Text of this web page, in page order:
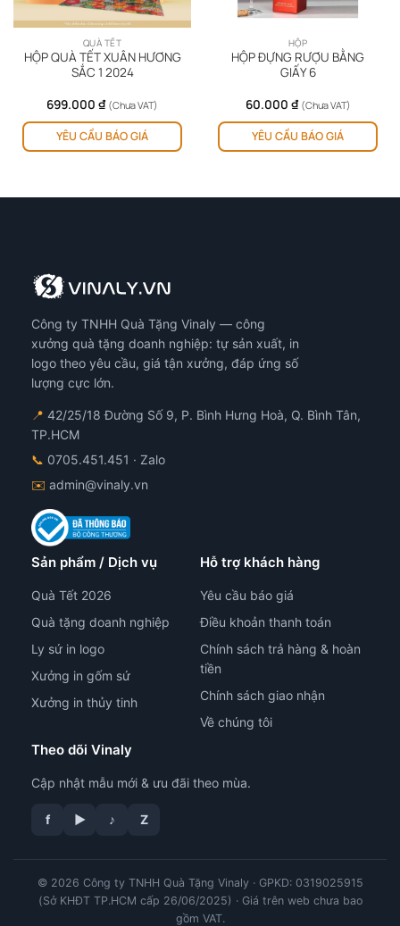
QUÀ TẾT
HỘP QUÀ TẾT XUÂN HƯƠNG
SẮC 1 2024
699.000 ₫ (Chưa VAT)
YÊU CẦU BÁO GIÁ
HỘP
HỘP ĐỰNG RƯỢU BẰNG
GIẤY 6
60.000 ₫ (Chưa VAT)
YÊU CẦU BÁO GIÁ
Công ty TNHH Quà Tặng Vinaly — công
xưởng quà tặng doanh nghiệp: tự sản xuất, in
logo theo yêu cầu, giá tận xưởng, đáp ứng số
lượng cực lớn.
📍 42/25/18 Đường Số 9, P. Bình Hưng Hoà, Q. Bình Tân,
TP.HCM
📞 0705.451.451 · Zalo
✉️ admin@vinaly.vn
Sản phẩm / Dịch vụ
Quà Tết 2026
Quà tặng doanh nghiệp
Ly sứ in logo
Xưởng in gốm sứ
Xưởng in thủy tinh
Hỗ trợ khách hàng
Yêu cầu báo giá
Điều khoản thanh toán
Chính sách trả hàng & hoàn
tiền
Chính sách giao nhận
Về chúng tôi
Theo dõi Vinaly
Cập nhật mẫu mới & ưu đãi theo mùa.
f ▶ ♪ Z
© 2026 Công ty TNHH Quà Tặng Vinaly · GPKD: 0319025915
(Sở KHĐT TP.HCM cấp 26/06/2025) · Giá trên web chưa bao
gồm VAT.
tư vấn công nghệ in